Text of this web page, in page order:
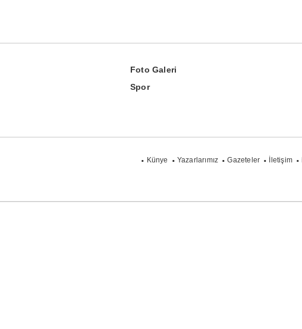
Foto Galeri
Spor
Künye Yazarlarımız Gazeteler İletişim